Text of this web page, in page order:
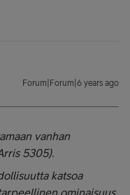
Forum|Forum|6 years ago
vanhan
5305).
katsoa
ominaisuus